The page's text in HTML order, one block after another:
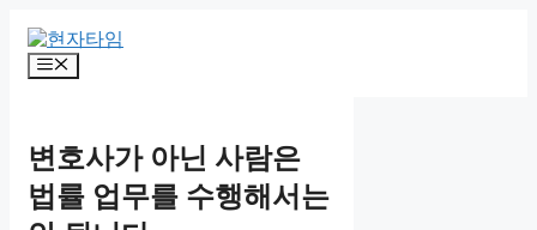
content Menu
변호사가 아닌 사람은
법률 업무를 수행해서는